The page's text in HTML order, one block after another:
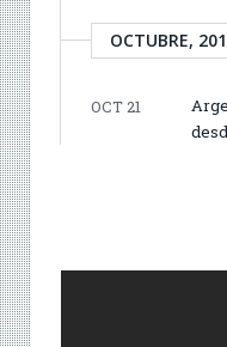
OCTUBRE,
OCT 21